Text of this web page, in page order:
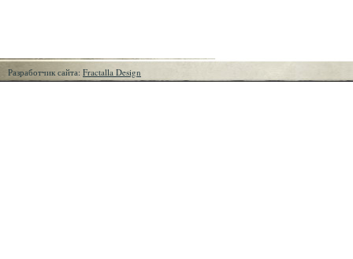
Разработчик сайта: Fractalla Design